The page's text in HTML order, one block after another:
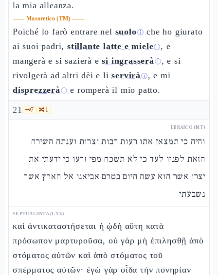
la mia alleanza.
—— Masoretico (TM) ——
Poiché lo farò entrare nel suoloⓘ che ho giurato
ai suoi padri,stillante latte e mieleⓘ, e
mangerà e si sazierà esi ingrasseràⓘ, e si
rivolgerà ad altri dèi e liserviràⓘ, e mi
disprezzeràⓘ e romperà il mio patto.
21 🗝️7 🔀1
EBRAICO (MT)
והיה כי תמצאן אתו רעות רבות וצרות וענתה השירה
הזאת לפניו לעד כי לא תשכח מפי זרעו כי ידעתי את
יצרו אשר הוא עשה היום בטרם אביאנו אל הארץ אשר
נשבעתי
SEPTUAGINTA (LXX)
καὶ ἀντικαταστήσεται ἡ ᾠδὴ αὕτη κατὰ
πρόσωπον μαρτυροῦσα, οὐ γὰρ μὴ ἐπιλησθῇ ἀπὸ
στόματος αὐτῶν καὶ ἀπὸ στόματος τοῦ
σπέρματος αὐτῶν· ἐγὼ γὰρ οἶδα τὴν πονηρίαν